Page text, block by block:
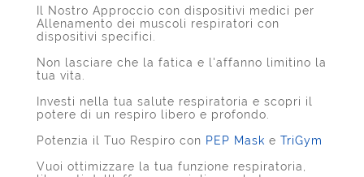
Il Nostro Approccio con dispositivi medici per
Allenamento dei muscoli respiratori con
dispositivi specifici.
Non lasciare che la fatica e l'affanno limitino la
tua vita.
Investi nella tua salute respiratoria e scopri il
potere di un respiro libero e profondo.
Potenzia il Tuo Respiro con PEP Mask e TriGym
Vuoi ottimizzare la tua funzione respiratoria,